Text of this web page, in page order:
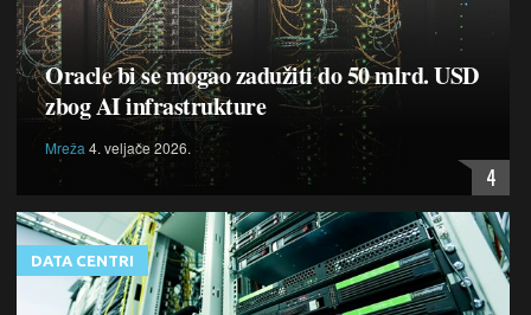
Oracle bi se mogao zadužiti do 50 mlrd. USD
zbog AI infrastrukture
Mreža 4. veljače 2026.
4
DATA CENTRI